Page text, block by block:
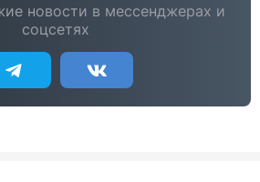
новости в мессенджерах и
соцсетях